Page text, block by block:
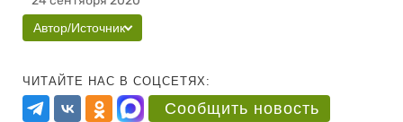
Автор/Источник
ЧИТАЙТЕ НАС В СОЦСЕТЯХ:
Сообщить новость